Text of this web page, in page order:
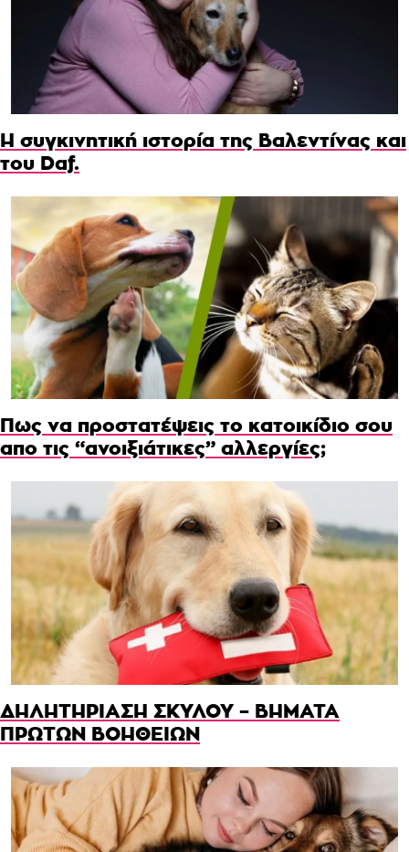
Η συγκινητική ιστορία της Βαλεντίνας και
του Daf.
Πως να προστατέψεις το κατοικίδιο σου
απο τις “ανοιξιάτικες” αλλεργίες;
ΔΗΛΗΤΗΡΙΑΣΗ ΣΚΥΛΟΥ – ΒΗΜΑΤΑ
ΠΡΩΤΩΝ ΒΟΗΘΕΙΩΝ